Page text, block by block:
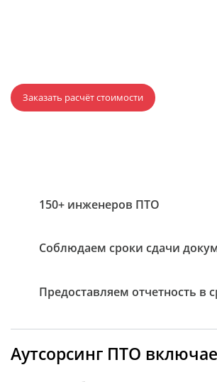
Заказать расчёт стоимости
150+ инженеров ПТО
Соблюдаем сроки сдачи
Предоставляем отчетность в
Аутсорсинг ПТО